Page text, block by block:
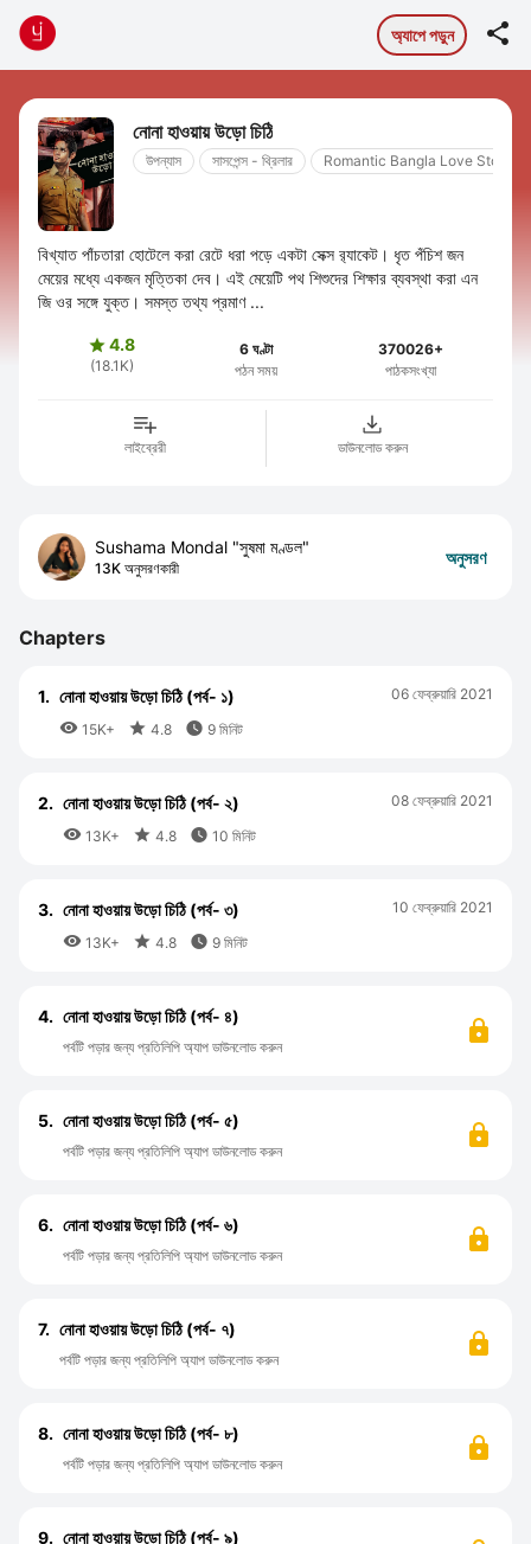
অ্যাপে পড়ুন 
নোনা হাওয়ায় উড়ো চিঠি
উপন্যাস সাসপেন্স - থ্রিলার Romantic Bangla Love Story
বিখ্যাত পাঁচতারা হোটেলে করা রেটে ধরা পড়ে একটা সেক্স র‍্যাকেট। ধৃত পঁচিশ জন
মেয়ের মধ্যে একজন মৃত্তিকা দেব। এই মেয়েটি পথ শিশুদের শিক্ষার ব্যবস্থা করা এন
জি ওর সঙ্গে যুক্ত। সমস্ত তথ্য প্রমাণ ...
4.8
(18.1K)
6 ঘণ্টা
পঠন সময়
370026+
পাঠকসংখ্যা
লাইব্রেরী ডাউনলোড করুন
Sushama Mondal "সুষমা মণ্ডল"
13K অনুসরণকারী
অনুসরণ
Chapters
1. নোনা হাওয়ায় উড়ো চিঠি (পর্ব- ১)
 15K+  4.8  9 মিনিট
06 ফেব্রুয়ারি 2021
2. নোনা হাওয়ায় উড়ো চিঠি (পর্ব- ২)
 13K+  4.8  10 মিনিট
08 ফেব্রুয়ারি 2021
3. নোনা হাওয়ায় উড়ো চিঠি (পর্ব- ৩)
 13K+  4.8  9 মিনিট
10 ফেব্রুয়ারি 2021
4. নোনা হাওয়ায় উড়ো চিঠি (পর্ব- ৪)
পর্বটি পড়ার জন্য প্রতিলিপি অ্যাপ ডাউনলোড করুন
5. নোনা হাওয়ায় উড়ো চিঠি (পর্ব- ৫)
পর্বটি পড়ার জন্য প্রতিলিপি অ্যাপ ডাউনলোড করুন
6. নোনা হাওয়ায় উড়ো চিঠি (পর্ব- ৬)
পর্বটি পড়ার জন্য প্রতিলিপি অ্যাপ ডাউনলোড করুন
7. নোনা হাওয়ায় উড়ো চিঠি (পর্ব- ৭)
পর্বটি পড়ার জন্য প্রতিলিপি অ্যাপ ডাউনলোড করুন
8. নোনা হাওয়ায় উড়ো চিঠি (পর্ব- ৮)
পর্বটি পড়ার জন্য প্রতিলিপি অ্যাপ ডাউনলোড করুন
9. নোনা হাওয়ায় উড়ো চিঠি (পর্ব- ৯)